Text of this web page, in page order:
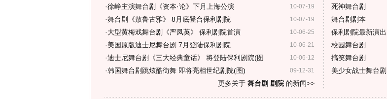
10-07-19
·徐峥主演舞台剧《资本·论》下月上海公演
10-07-19
·舞台剧《敖鲁古雅》 8月底登台保利剧院
10-06-25
·大型黄梅戏舞台剧《严凤英》 保利剧院首演
10-06-21
·美国原版迪士尼舞台剧 7月登陆保利剧院
10-06-12
·迪士尼舞台剧《三大经典童话》 将登陆保利剧院(图
09-12-31
·韩国舞台剧跳炫酷街舞 即将亮相世纪剧院(图)
更多关于 舞台剧 剧院的新闻>>
死神舞台剧
舞台剧剧本
保利剧院最新演出
校园舞台剧
搞笑舞台剧
美少女战士舞台剧